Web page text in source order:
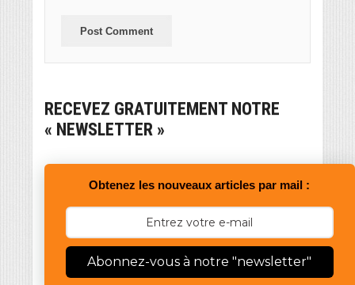
RECEVEZ GRATUITEMENT NOTRE
« NEWSLETTER »
Obtenez les nouveaux articles par mail :
Abonnez-vous à notre "newsletter"